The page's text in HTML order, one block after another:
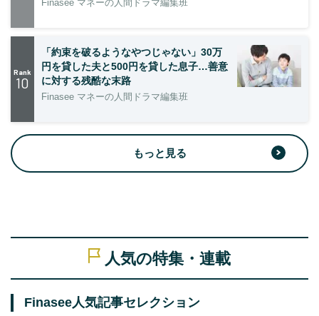
Finasee マネーの人間ドラマ編集班
Rank
10
「約束を破るようなやつじゃない」30万
円を貸した夫と500円を貸した息子…善意
に対する残酷な末路
Finasee マネーの人間ドラマ編集班
もっと見る
人気の特集・連載
Finasee人気記事セレクション